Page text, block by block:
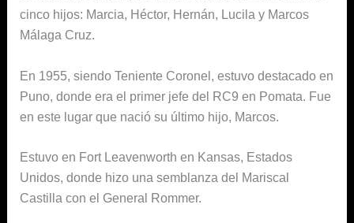
cinco hijos: Marcia, Héctor, Hernán, Lucila y Marcos
Málaga Cruz.
En 1955, siendo Teniente Coronel, estuvo destacado en
Puno, donde era el primer jefe del RC9 en Pomata. Fue
en este lugar que nació su último hijo, Marcos.
Estuvo en Fort Leavenworth en Kansas, Estados
Unidos, donde hizo una semblanza del Mariscal
Castilla con el General Rommer.